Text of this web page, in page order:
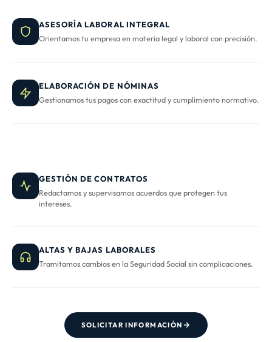
ASESORÍA LABORAL INTEGRAL
Orientamos tu empresa en materia legal y laboral con precisión.
ELABORACIÓN DE NÓMINAS
Gestionamos tus pagos con exactitud y cumplimiento normativo.
GESTIÓN DE CONTRATOS
Redactamos y supervisamos acuerdos que protegen tus
intereses.
ALTAS Y BAJAS LABORALES
Tramitamos cambios en la Seguridad Social sin complicaciones.
SOLICITAR INFORMACIÓN